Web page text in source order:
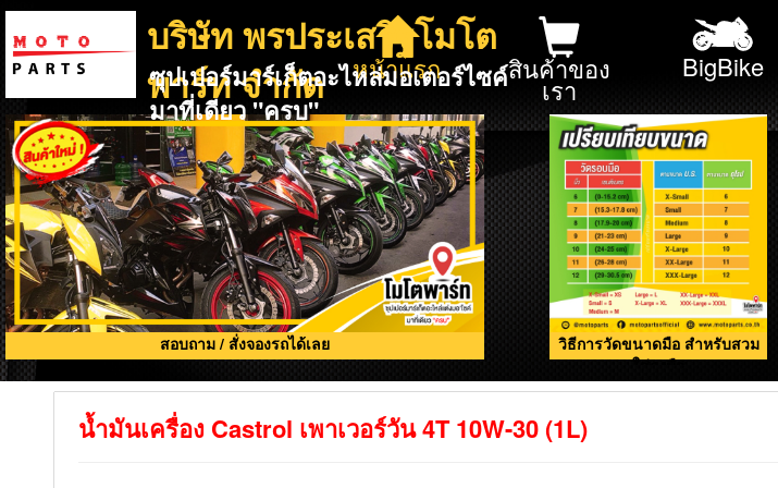
บริษัท พรประเสริฐโมโต
พาร์ท จำกัด
ซุปเปอร์มาร์เก็ตอะไหล่มอเตอร์ไซค์
มาที่เดียว "ครบ"
หน้าแรก สินค้าของ
เรา
BigBike
สอบถาม / สั่งจองรถได้เลย
วิธีการวัดขนาดมือ สำหรับสวม
ใส่ถุงมือ
น้ำมันเครื่อง Castrol เพาเวอร์วัน 4T 10W-30 (1L)